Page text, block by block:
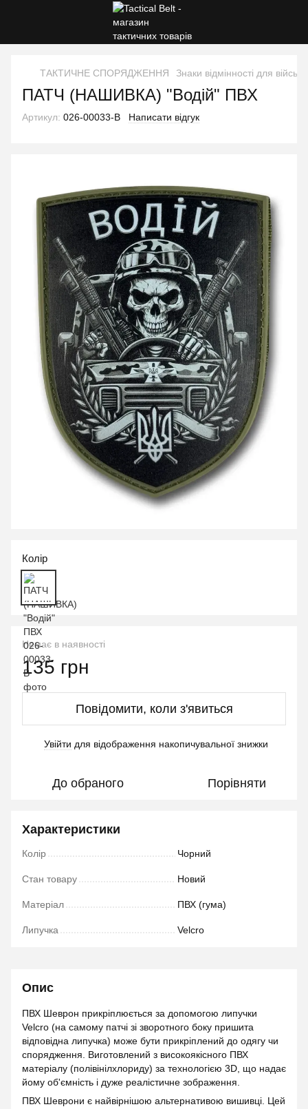
ТАКТИЧНЕ СПОРЯДЖЕННЯ Знаки відмінності для
ПАТЧ (НАШИВКА) "Водій" ПВХ
Артикул: 026-00033-B Написати відгук
Колір
Немає в наявності
135 грн
Повідомити, коли з'явиться
Увійти для відображення накопичувальної знижки
До обраного Порівняти
Характеристики
Колір Чорний
Стан товару Новий
Матеріал ПВХ (гума)
Липучка Velcro
Опис
ПВХ Шеврон прикріплюється за допомогою липучки
Velcro (на самому патчі зі зворотного боку пришита
відповідна липучка) може бути прикріплений до одягу чи
спорядження. Виготовлений з високоякісного ПВХ
матеріалу (полівінілхлориду) за технологією 3D, що надає
йому об'ємність і дуже реалістичне зображення.
ПВХ Шеврони є найвірнішою альтернативою вишивці. Цей